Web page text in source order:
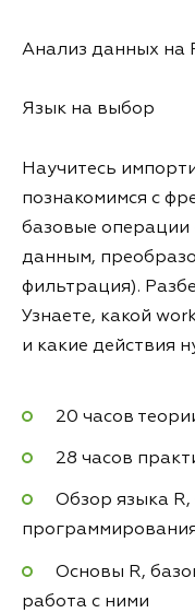
Анализ данных на
Язык на выбор
Научитесь
познакомимся с
базовые
данным,
фильтрация).
Узнаете, какой
и какие действия
20 часов
28 часов
Обзор языка
Основы R,
работа с ними